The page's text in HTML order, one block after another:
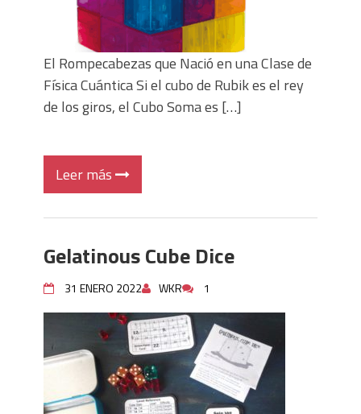
El Rompecabezas que Nació en una Clase de
Física Cuántica Si el cubo de Rubik es el rey
de los giros, el Cubo Soma es […]
Leer más
Gelatinous Cube Dice
31 ENERO 2022 WKR 1